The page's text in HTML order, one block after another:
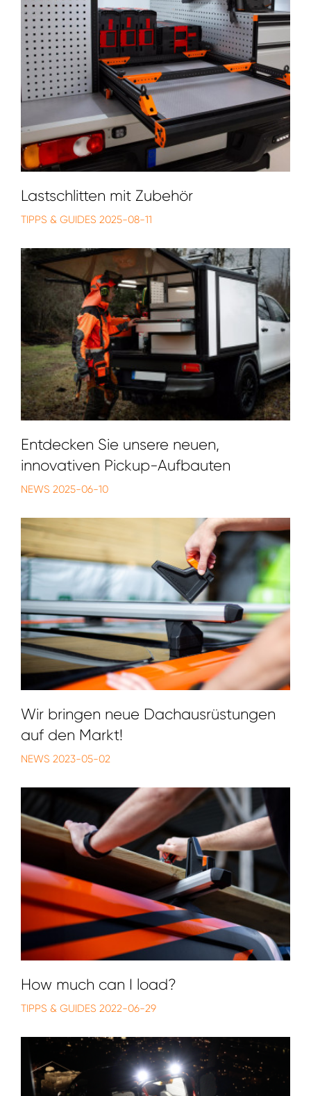
Lastschlitten mit Zubehör
TIPPS & GUIDES 2025-08-11
Entdecken Sie unsere neuen,
innovativen Pickup-Aufbauten
NEWS 2025-06-10
Wir bringen neue Dachausrüstungen
auf den Markt!
NEWS 2023-05-02
How much can I load?
TIPPS & GUIDES 2022-06-29